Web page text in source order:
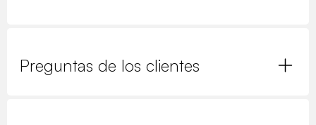
Preguntas de los clientes